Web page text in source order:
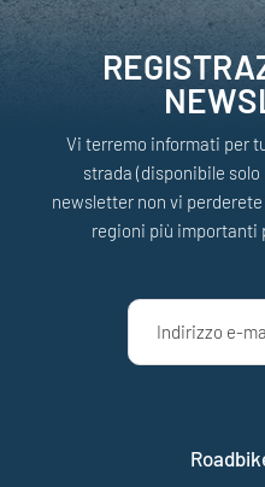
Vi terremo informati per
strada (disponibile
newsletter non vi
regioni più importanti
Indirizzo e-